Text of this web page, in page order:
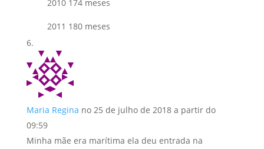
2010 174 meses
2011 180 meses
Maria Regina no 25 de julho de 2018 a partir do
09:59
Minha mãe era marítima ela deu entrada na